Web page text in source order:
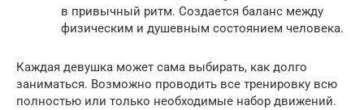
в привычный ритм. Создается баланс между
физическим и душевным состоянием человека.
Каждая девушка может сама выбирать, как долго
заниматься. Возможно проводить все тренировку всю
полностью или только необходимые набор движений.